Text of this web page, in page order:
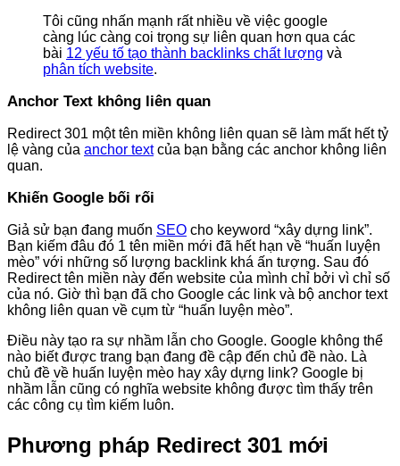
Tôi cũng nhấn mạnh rất nhiều về việc google
càng lúc càng coi trọng sự liên quan hơn qua các
bài 12 yếu tố tạo thành backlinks chất lượng và
phân tích website.
Anchor Text không liên quan
Redirect 301 một tên miền không liên quan sẽ làm mất hết tỷ
lệ vàng của anchor textcủa bạn bằng các anchor không liên
quan.
Khiến Google bối rối
Giả sử bạn đang muốn SEO cho keyword “xây dựng link”.
Bạn kiếm đâu đó 1 tên miền mới đã hết hạn về “huấn luyện
mèo” với những số lượng backlink khá ấn tượng. Sau đó
Redirect tên miền này đến website của mình chỉ bởi vì chỉ số
của nó. Giờ thì bạn đã cho Google các link và bộ anchor text
không liên quan về cụm từ “huấn luyện mèo”.
Điều này tạo ra sự nhầm lẫn cho Google. Google không thể
nào biết được trang bạn đang đề cập đến chủ đề nào. Là
chủ đề về huấn luyện mèo hay xây dựng link? Google bị
nhầm lẫn cũng có nghĩa website không được tìm thấy trên
các công cụ tìm kiếm luôn.
Phương pháp Redirect 301 mới